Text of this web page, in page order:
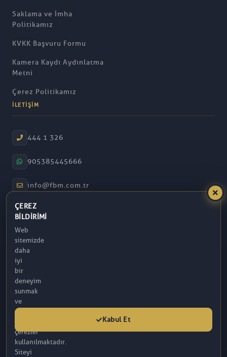
Saklama ve İmha
Politikamız
KVKK Başvuru Formu
Kamera Kaydı Aydınlatma
Metni
Çerez Politikamız
İLETIŞIM
444 1 326
905385445666
info@fbm.com.tr
08:30 – 17:30
Atakum / Samsun
ÇEREZ
BILDIRIMI
Web
sitemizde
daha
iyi
bir
deneyim
sunmak
ve
analitik
çerezler
kullanılmaktadır.
Siteyi
Kabul Et